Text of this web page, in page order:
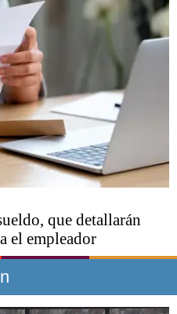
que detallarán
el empleador